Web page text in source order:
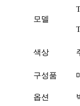
모델
색상
구성품
옵션